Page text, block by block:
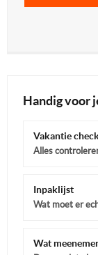
Handig voor
Vakantie
Alles
Inpaklijst
Wat moet er
Wat